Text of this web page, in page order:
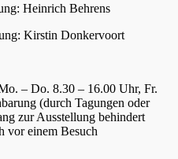
Heinrich Behrens
Kirstin Donkervoort
– Do. 8.30 – 16.00 Uhr, Fr.
(durch Tagungen oder
zur Ausstellung behindert
vor einem Besuch